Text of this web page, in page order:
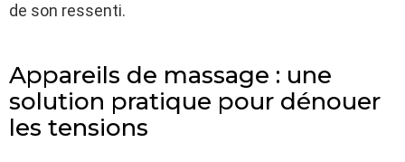
de son ressenti.
Appareils de massage : une
solution pratique pour dénouer
les tensions